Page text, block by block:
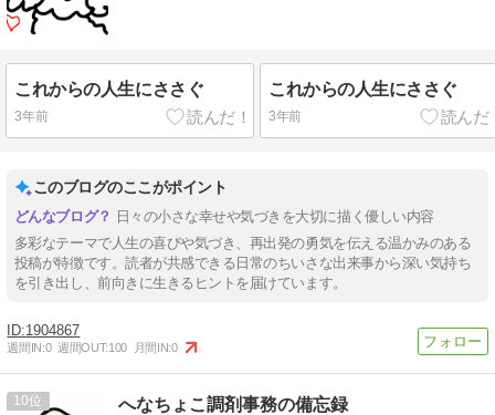
これからの人生にささぐ
3年前
これからの人生にささぐ
3年前
このブログのここがポイント
日々の小さな幸せや気づきを大切に描く優しい内容
多彩なテーマで人生の喜びや気づき、再出発の勇気を伝える温かみのある
投稿が特徴です。読者が共感できる日常のちいさな出来事から深い気持ち
を引き出し、前向きに生きるヒントを届けています。
1904867
週間IN:0 週間OUT:100 月間IN:0
10 へなちょこ調剤事務の備忘録